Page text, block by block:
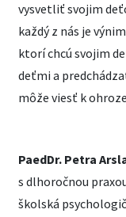
vysvetliť svojim
každý z nás je
ktorí chcú svojim
deťmi a
môže viesť k
PaedDr. Petra
s dlhoročnou
školská